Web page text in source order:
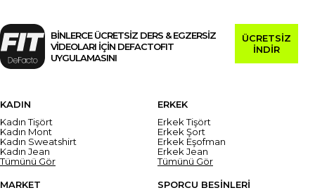
BİNLERCE ÜCRETSİZ DERS & EGZERSİZ
VİDEOLARI İÇİN DEFACTOFIT
UYGULAMASINI
ÜCRETSİZ
İNDİR
KADIN
Kadın Tişört
Kadın Mont
Kadın Sweatshirt
Kadın Jean
Tümünü Gör
ERKEK
Erkek Tişört
Erkek Şort
Erkek Eşofman
Erkek Jean
Tümünü Gör
MARKET
SPORCU BESİNLERİ